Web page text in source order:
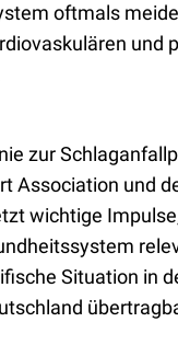
oftmals
und
zur
Association und
wichtige
Situation in